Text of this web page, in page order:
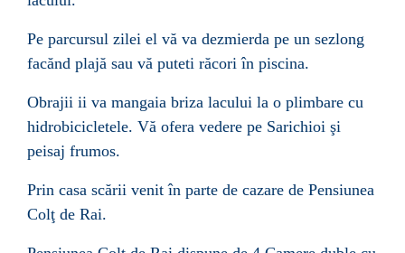
Pe parcursul zilei el vă va dezmierda pe un sezlong
facănd plajă sau vă puteti răcoriîn piscina.
Obrajii ii va mangaia briza lacului la o plimbare cu
hidrobicicletele. Vă ofera vedere pe Sarichioi şi
peisaj frumos.
Prin casa scării venitîn parte de cazare de Pensiunea
Colţ de Rai.